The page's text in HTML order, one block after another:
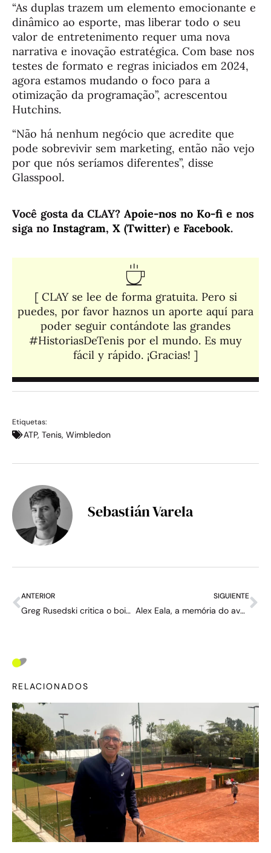
“As duplas trazem um elemento emocionante e
dinâmico ao esporte, mas liberar todo o seu
valor de entretenimento requer uma nova
narrativa e inovação estratégica. Com base nos
testes de formato e regras iniciados em 2024,
agora estamos mudando o foco para a
otimização da programação”, acrescentou
Hutchins.
“Não há nenhum negócio que acredite que
pode sobrevivir sem marketing, então não vejo
por que nós seríamos diferentes”, disse
Glasspool.
Você gosta da CLAY? Apoie-nos no Ko-fi e nos
siga no Instagram, X (Twitter) e Facebook.
[ CLAY se lee de forma gratuita. Pero si
puedes, por favor haznos un aporte aquí para
poder seguir contándote las grandes
#HistoriasDeTenis por el mundo. Es muy
fácil y rápido. ¡Gracias! ]​
Etiquetas:
ATP, Tenis, Wimbledon
Sebastián Varela
ANTERIOR
Greg Rusedski critica o boicote dos tenistas: “É um pouco ridículo”
SIGUIENTE
Alex Eala, a memória do avô na Centre Court e o orgulho filipino: “Isso é tudo para mim”
RELACIONADOS